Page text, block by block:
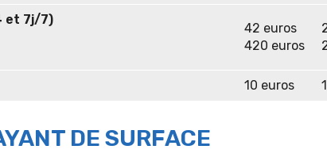
et 7j/7)
42 euros
420 euros
10 euros
DE SURFACE